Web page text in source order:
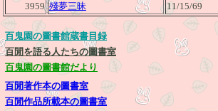
3959 殘夢三昧 11/15/69
百鬼園の圖書館蔵書目録
百閒を語る人たちの圖書室
百鬼園の圖書館だより
百閒著作本の圖書室
百閒作品所載本の圖書室